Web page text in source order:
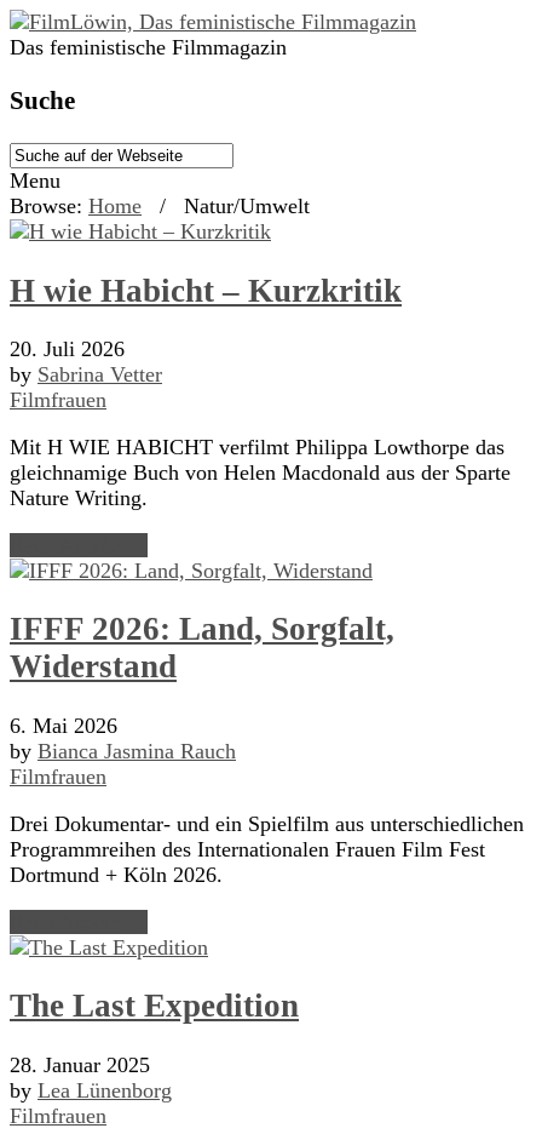
Das feministische Filmmagazin
Suche
Menu
Browse: Home / Natur/Umwelt
H wie Habicht – Kurzkritik
20. Juli 2026
by Sabrina Vetter
Filmfrauen
Mit H WIE HABICHT verfilmt Philippa Lowthorpe das
gleichnamige Buch von Helen Macdonald aus der Sparte
Nature Writing.
IFFF 2026: Land, Sorgfalt,
Widerstand
6. Mai 2026
by Bianca Jasmina Rauch
Filmfrauen
Drei Dokumentar- und ein Spielfilm aus unterschiedlichen
Programmreihen des Internationalen Frauen Film Fest
Dortmund + Köln 2026.
The Last Expedition
28. Januar 2025
by Lea Lünenborg
Filmfrauen